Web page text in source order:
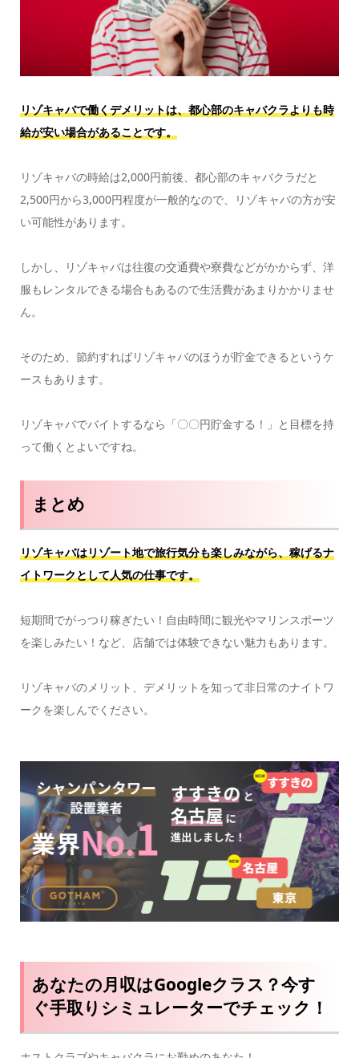
リゾキャバで働くデメリットは、都心部のキャバクラよりも時
給が安い場合があることです。
リゾキャバの時給は2,000円前後、都心部のキャバクラだと
2,500円から3,000円程度が一般的なので、リゾキャバの方が安
い可能性があります。
しかし、リゾキャバは往復の交通費や寮費などがかからず、洋
服もレンタルできる場合もあるので生活費があまりかかりませ
ん。
そのため、節約すればリゾキャバのほうが貯金できるというケ
ースもあります。
リゾキャバでバイトするなら「〇〇円貯金する！」と目標を持
って働くとよいですね。
まとめ
リゾキャバはリゾート地で旅行気分も楽しみながら、稼げるナ
イトワークとして人気の仕事です。
短期間でがっつり稼ぎたい！自由時間に観光やマリンスポーツ
を楽しみたい！など、店舗では体験できない魅力もあります。
リゾキャバのメリット、デメリットを知って非日常のナイトワ
ークを楽しんでください。
あなたの月収はGoogleクラス？今す
ぐ手取りシミュレーターでチェック！